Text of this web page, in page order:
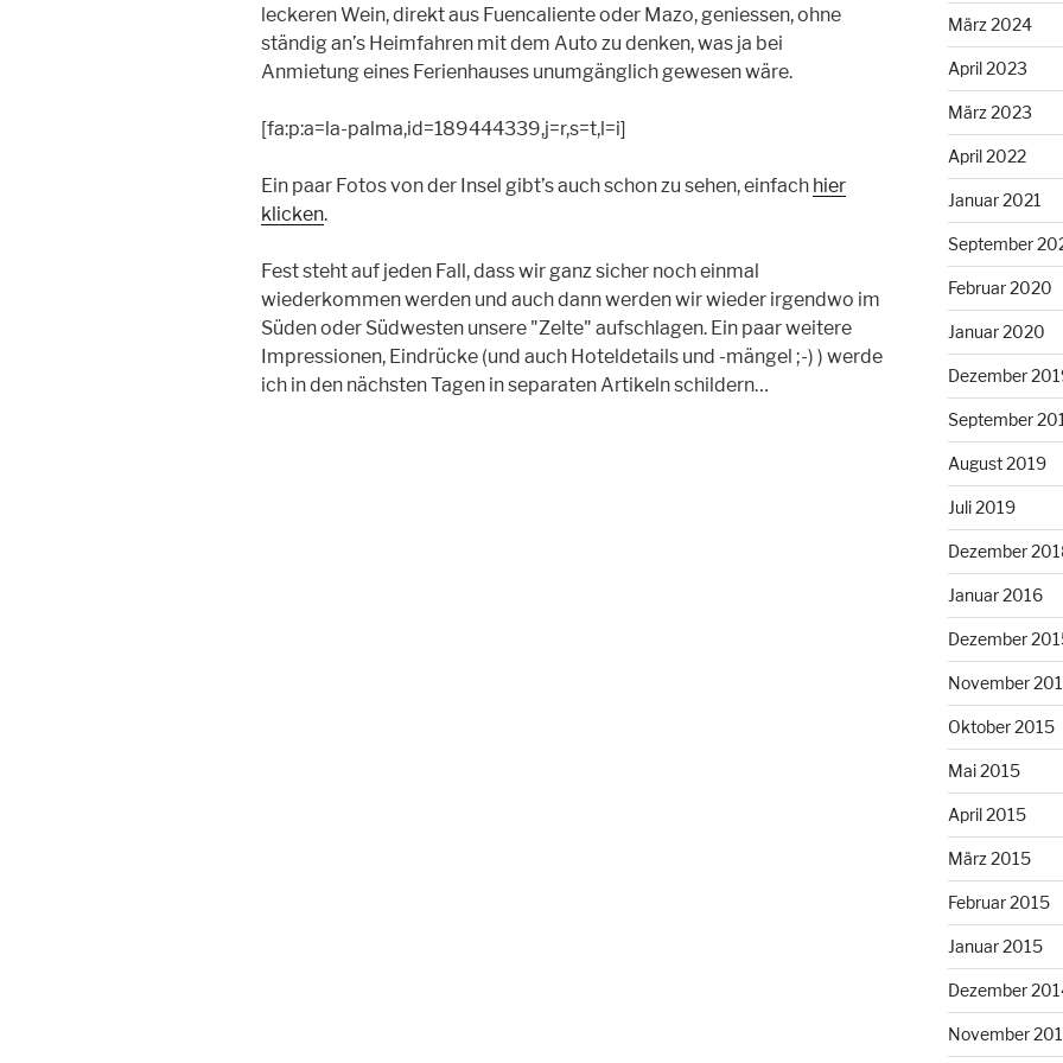
leckeren Wein, direkt aus Fuencaliente oder Mazo, geniessen, ohne
ständig an’s Heimfahren mit dem Auto zu denken, was ja bei
Anmietung eines Ferienhauses unumgänglich gewesen wäre.
[fa:p:a=la-palma,id=189444339,j=r,s=t,l=i]
Ein paar Fotos von der Insel gibt’s auch schon zu sehen, einfach hier
klicken.
Fest steht auf jeden Fall, dass wir ganz sicher noch einmal
wiederkommen werden und auch dann werden wir wieder irgendwo im
Süden oder Südwesten unsere "Zelte" aufschlagen. Ein paar weitere
Impressionen, Eindrücke (und auch Hoteldetails und -mängel ;-) ) werde
ich in den nächsten Tagen in separaten Artikeln schildern…
März 2024
April 2023
März 2023
April 2022
Januar 2021
September
Februar 2020
Januar 2020
Dezember
September
August 2019
Juli 2019
Dezember
Januar 2016
Dezember
November
Oktober 2015
Mai 2015
April 2015
März 2015
Februar 2015
Januar 2015
Dezember
November